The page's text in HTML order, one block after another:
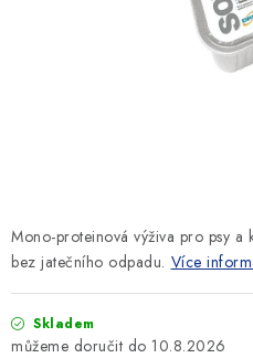
KRÁLÍCI/HLODAVCI/PTÁCI
Podmínky ochrany osobních
Mono-proteinová výživa pro psy a
bez jatečního odpadu. Více
Skladem
10.8.2026